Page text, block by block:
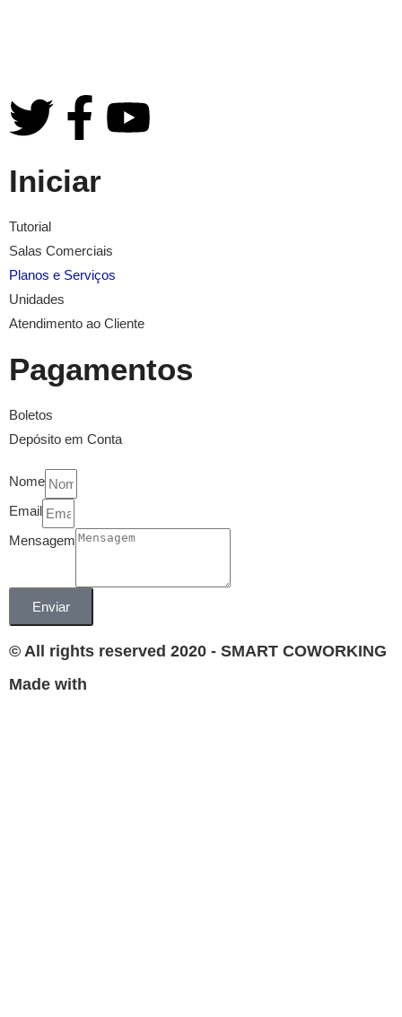
Iniciar
Tutorial
Salas Comerciais
Planos e Serviços
Unidades
Atendimento ao Cliente
Pagamentos
Boletos
Depósito em Conta
Nome
Email
Mensagem
Enviar
© All rights reserved 2020 - SMART COWORKING
Made with